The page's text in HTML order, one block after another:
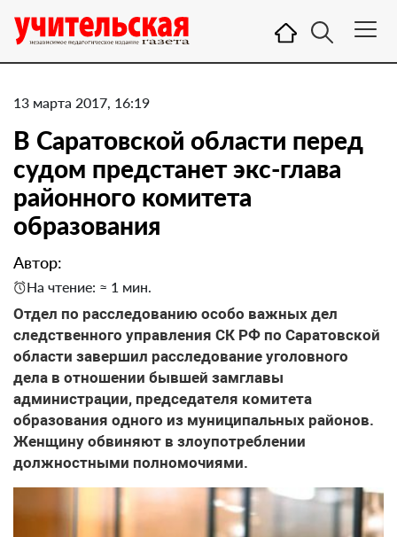
13 марта 2017, 16:19
В Саратовской области перед
судом предстанет экс-глава
районного комитета
образования
Автор:
На чтение: ≈ 1 мин.
Отдел по расследованию особо важных дел
следственного управления СК РФ по Саратовской
области завершил расследование уголовного
дела в отношении бывшей замглавы
администрации, председателя комитета
образования одного из муниципальных районов.
Женщину обвиняют в злоупотреблении
должностными полномочиями.